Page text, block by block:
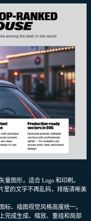
图形，适合 Logo 和印刷。
里的文字不再乱码，排版清晰美
标、插图视觉风格高度统一。
完成生成、缩放、重组和局部